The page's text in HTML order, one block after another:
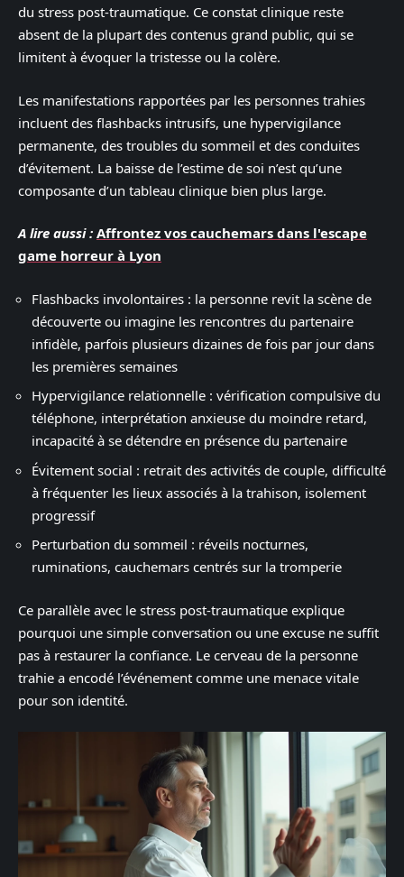
du stress post-traumatique. Ce constat clinique reste
absent de la plupart des contenus grand public, qui se
limitent à évoquer la tristesse ou la colère.
Les manifestations rapportées par les personnes trahies
incluent des flashbacks intrusifs, une hypervigilance
permanente, des troubles du sommeil et des conduites
d’évitement. La baisse de l’estime de soi n’est qu’une
composante d’un tableau clinique bien plus large.
A lire aussi : Affrontez vos cauchemars dans l'escape
game horreur à Lyon
Flashbacks involontaires : la personne revit la scène de
découverte ou imagine les rencontres du partenaire
infidèle, parfois plusieurs dizaines de fois par jour dans
les premières semaines
Hypervigilance relationnelle : vérification compulsive du
téléphone, interprétation anxieuse du moindre retard,
incapacité à se détendre en présence du partenaire
Évitement social : retrait des activités de couple, difficulté
à fréquenter les lieux associés à la trahison, isolement
progressif
Perturbation du sommeil : réveils nocturnes,
ruminations, cauchemars centrés sur la tromperie
Ce parallèle avec le stress post-traumatique explique
pourquoi une simple conversation ou une excuse ne suffit
pas à restaurer la confiance. Le cerveau de la personne
trahie a encodé l’événement comme une menace vitale
pour son identité.